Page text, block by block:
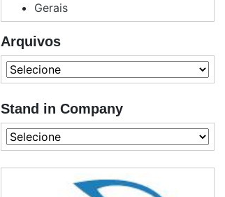
Gerais
Arquivos
Stand in Company